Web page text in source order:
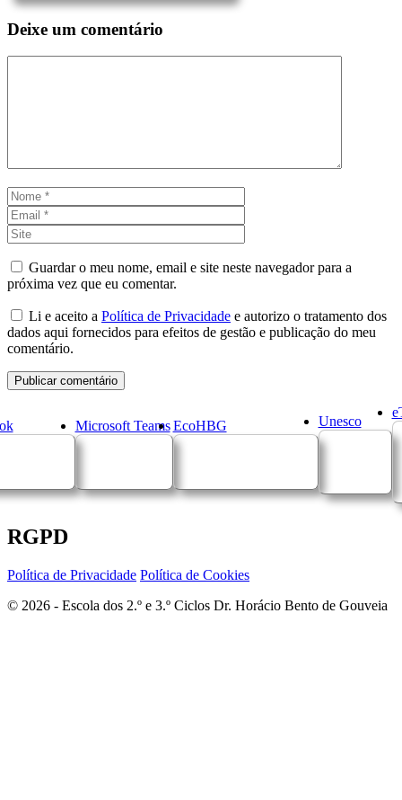
Deixe um comentário
Nome
Guardar o meu nome, email e site neste navegador para a
próxima vez que eu comentar.
Li e aceito a Política de Privacidade e autorizo o tratamento dos
dados aqui fornecidos para efeitos de gestão e publicação do meu
comentário.
Microsoft Teams EcoHBG Unesco
RGPD
Política de Privacidade Política de Cookies
© 2026 - Escola dos 2.º e 3.º Ciclos Dr. Horácio Bento de Gouveia